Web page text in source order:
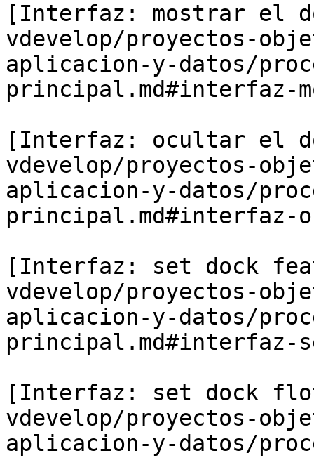
[Interfaz: mostrar el
vdevelop/proyectos-
aplicacion-y-datos/
principal.md#interfaz-
[Interfaz: ocultar el
vdevelop/proyectos-
aplicacion-y-datos/
principal.md#interfaz-
[Interfaz: set dock
vdevelop/proyectos-
aplicacion-y-datos/
principal.md#interfaz-
[Interfaz: set dock
vdevelop/proyectos-
aplicacion-y-datos/